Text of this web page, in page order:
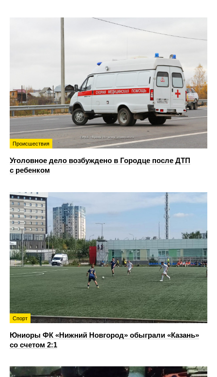
Происшествия
Уголовное дело возбуждено в Городце после ДТП
с ребенком
Спорт
Юниоры ФК «Нижний Новгород» обыграли «Казань»
со счетом 2:1